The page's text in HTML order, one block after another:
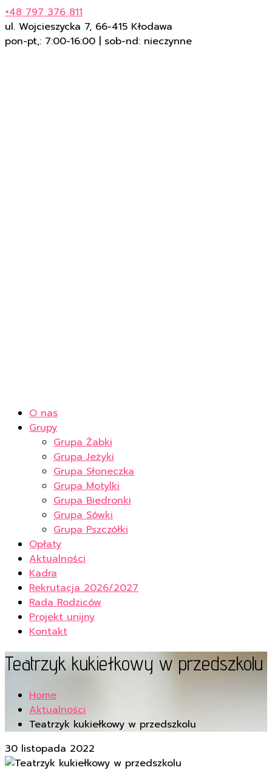
+48 797 376 811
ul. Wojcieszycka 7, 66-415 Kłodawa
pon-pt,: 7:00-16:00 | sob-nd: nieczynne
O nas
Grupy
Grupa Żabki
Grupa Jeżyki
Grupa Słoneczka
Grupa Motylki
Grupa Biedronki
Grupa Sówki
Grupa Pszczółki
Opłaty
Aktualności
Kadra
Rekrutacja 2026/2027
Rada Rodziców
Projekt unijny
Kontakt
Teatrzyk kukiełkowy w przedszkolu
Home
Aktualności
Teatrzyk kukiełkowy w przedszkolu
30 listopada 2022